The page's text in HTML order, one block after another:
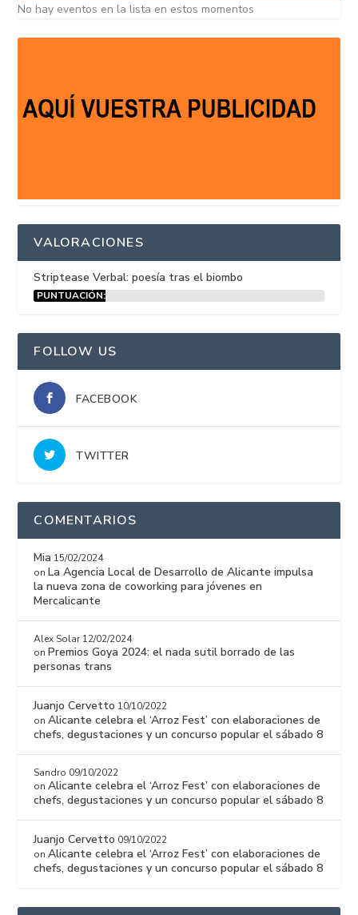
No hay eventos en la lista en estos momentos
VALORACIONES
Striptease Verbal: poesía tras el biombo
PUNTUACIÓN:
FOLLOW US
FACEBOOK
TWITTER
COMENTARIOS
Mia 15/02/2024
on La Agencia Local de Desarrollo de Alicante impulsa
la nueva zona de coworking para jóvenes en
Mercalicante
Alex Solar 12/02/2024
on Premios Goya 2024: el nada sutil borrado de las
personas trans
Juanjo Cervetto 10/10/2022
onAlicante celebra el ‘Arroz Fest’ con elaboraciones de
chefs, degustaciones y un concurso popular el sábado 8
Sandro 09/10/2022
onAlicante celebra el ‘Arroz Fest’ con elaboraciones de
chefs, degustaciones y un concurso popular el sábado 8
Juanjo Cervetto 09/10/2022
onAlicante celebra el ‘Arroz Fest’ con elaboraciones de
chefs, degustaciones y un concurso popular el sábado 8